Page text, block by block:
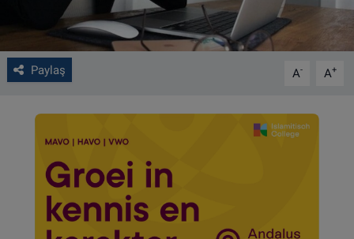
Paylaş A- A+
Çerez Politikası